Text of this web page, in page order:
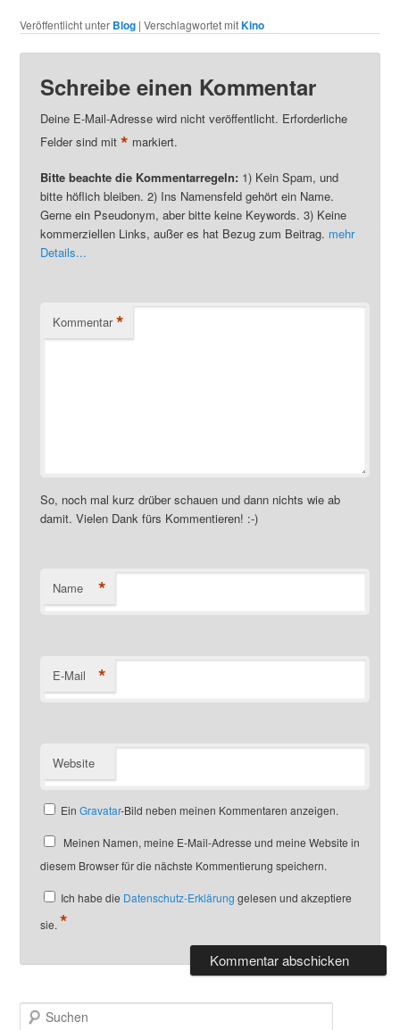
Veröffentlicht unter Blog |Verschlagwortet mitKino
Schreibe einen Kommentar
Deine E-Mail-Adresse wird nicht veröffentlicht. Erforderliche
Felder sind mit * markiert.
Bitte beachte die Kommentarregeln:1) Kein Spam, und
bitte höflich bleiben. 2) Ins Namensfeld gehört ein Name.
Gerne ein Pseudonym, aber bitte keine Keywords. 3) Keine
kommerziellen Links, außer es hat Bezug zum Beitrag. mehr
Details...
Kommentar *
So, noch mal kurz drüber schauen und dann nichts wie ab
damit. Vielen Dank fürs Kommentieren! :-)
Name *
E-Mail *
Website
EinGravatar-Bild neben meinen Kommentaren anzeigen.
Meinen Namen, meine E-Mail-Adresse und meine Website in
diesem Browser für die nächste Kommentierung speichern.
Ich habe die Datenschutz-Erklärung gelesen und akzeptiere
sie. *